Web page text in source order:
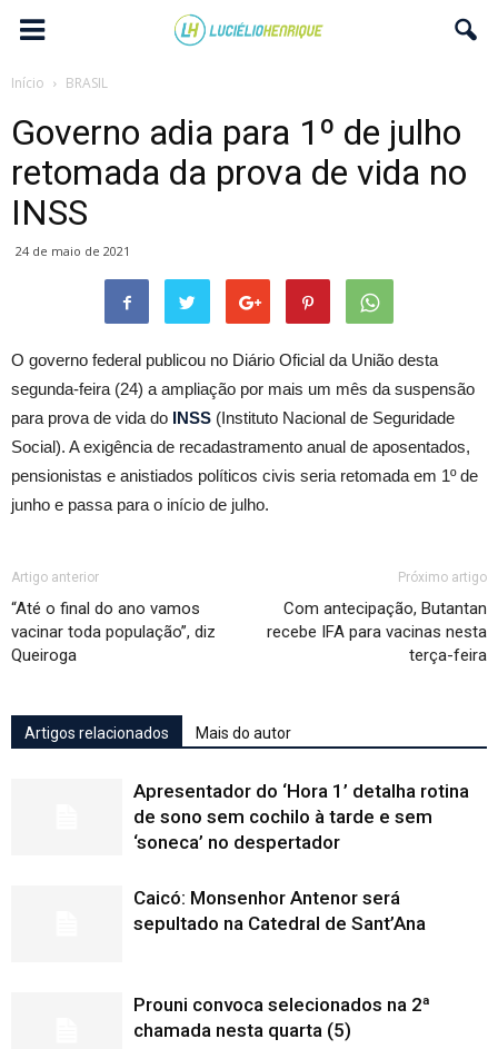
Início BRASIL
Governo adia para 1º de julho
retomada da prova de vida no
INSS
24 de maio de 2021
O governo federal publicou no Diário Oficial da União desta
segunda-feira (24) a ampliação por mais um mês da suspensão
para prova de vida do INSS (Instituto Nacional de Seguridade
Social). A exigência de recadastramento anual de aposentados,
pensionistas e anistiados políticos civis seria retomada em 1º de
junho e passa para o início de julho.
Artigo anterior
“Até o final do ano vamos
vacinar toda população”, diz
Queiroga
Próximo artigo
Com antecipação, Butantan
recebe IFA para vacinas nesta
terça-feira
Artigos relacionados Mais do autor
Apresentador do ‘Hora 1’ detalha rotina
de sono sem cochilo à tarde e sem
‘soneca’ no despertador
Caicó: Monsenhor Antenor será
sepultado na Catedral de Sant’Ana
Prouni convoca selecionados na 2ª
chamada nesta quarta (5)